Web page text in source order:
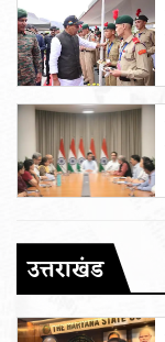
उत्तराखंड